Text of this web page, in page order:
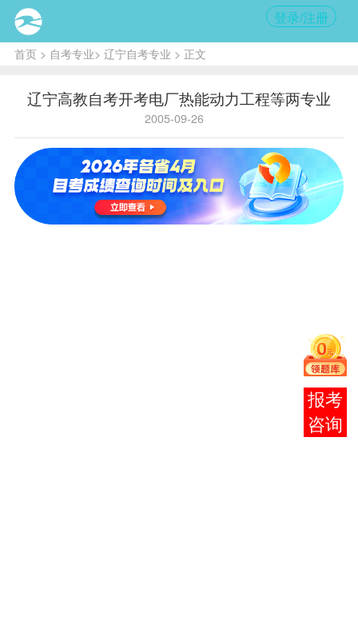
登录/注册
首页> 自考专业> 辽宁自考专业 > 正文
辽宁高教自考开考电厂热能动力工程等两专业
2005-09-26
内容
经全国
考委办
在线
客服